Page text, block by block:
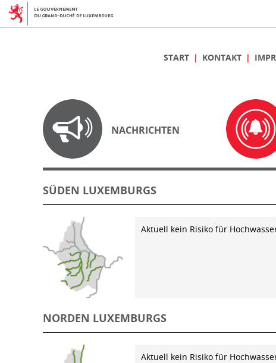
START KONTAKT
NACHRICHTEN
SÜDEN LUXEMBURGS
Aktuell kein Risiko für
NORDEN LUXEMBURGS
Aktuell kein Risiko für